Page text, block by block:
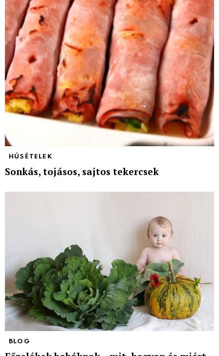
HÚSÉTELEK
Sonkás, tojásos, sajtos tekercsek
BLOG